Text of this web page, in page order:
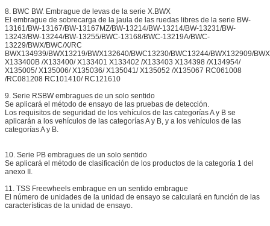
8. BWC BW. Embrague de levas de la serie X.BWX
El embrague de sobrecarga de la jaula de las ruedas libres de la serie BW-
13161/BW-13167/BW-13167MZ/BW-13214/BW-13214/BW-13231/BW-
13243/BW-13244/BW-13255/BWC-13168/BWC-13219A/BWC-
13229/BWX/BWC/X/RC
BWX134939/BWX13219/BWX132640/BWC13230/BWC13244/BWX132909/
X133400B /X133400/ X133401 X133402 /X133403 X134398 /X134954/
X135005/ X135006/ X135036/ X135041/ X135052 /X135067 RC061008
/RC081208 RC101410/ RC121610
9. Serie RSBW embragues de un solo sentido
Se aplicará el método de ensayo de las pruebas de detección.
Los requisitos de seguridad de los vehículos de las categorías A y B se
aplicarán a los vehículos de las categorías A y B, y a los vehículos de las
categorías A y B.
10. Serie PB embragues de un solo sentido
Se aplicará el método de clasificación de los productos de la categoría 1 del
anexo II.
11. TSS Freewheels embrague en un sentido embrague
El número de unidades de la unidad de ensayo se calculará en función de las
características de la unidad de ensayo.